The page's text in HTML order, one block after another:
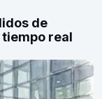
de
real